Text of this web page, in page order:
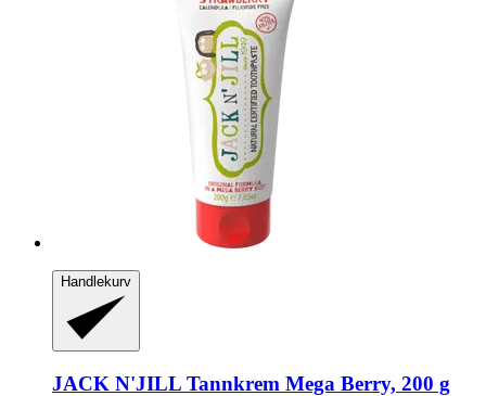
Handlekurv
JACK N'JILL Tannkrem Mega Berry, 200 g